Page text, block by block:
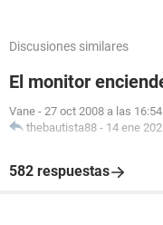
Discusiones similares
El monitor
Vane - 27 oct 2008 a las 16:54
thebautista88 - 14 ene
582 respuestas